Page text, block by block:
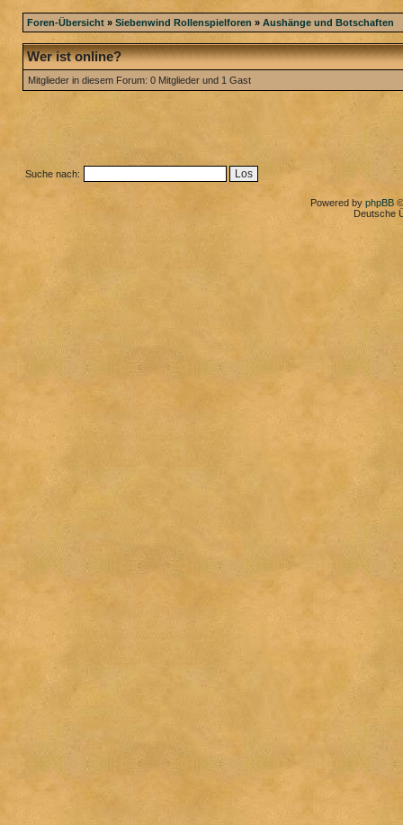
Foren-Übersicht » Siebenwind Rollenspielforen » Aushänge und Botschaften
Wer ist online?
Mitglieder in diesem Forum: 0 Mitglieder und 1 Gast
Suche nach:
Powered by phpBB
Deutsche